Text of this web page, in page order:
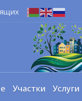
Участки Услуги